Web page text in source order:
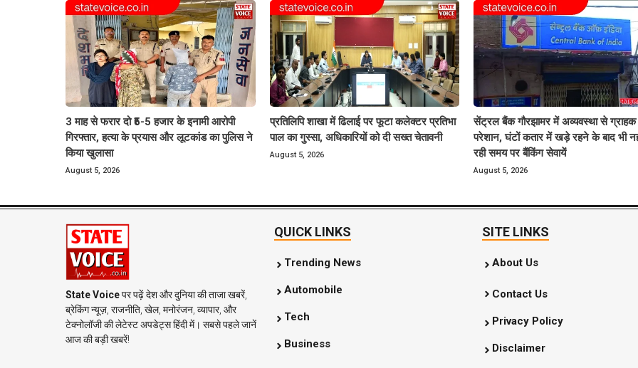
3 माह से फरार दो ₹5-5 हजार के इनामी आरोपी
गिरफ्तार, हत्या के प्रयास और लूटकांड का पुलिस ने
किया खुलासा
August 5, 2026
प्रतिलिपि शाखा में ढिलाई पर फूटा कलेक्टर प्रतिभा
पाल का गुस्सा, अधिकारियों को दी सख्त चेतावनी
August 5, 2026
सेंट्रल बैंक गौरझामर में अव्यवस्था से ग्राहक
परेशान, घंटों कतार में खड़े रहने के बाद भी
रही समय पर बैंकिंग सेवायें
August 5, 2026
State Voiceपर पढ़ें देश और दुनिया की ताजा खबरें,
ब्रेकिंग न्यूज़, राजनीति, खेल, मनोरंजन, व्यापार, और
टेक्नोलॉजी की लेटेस्ट अपडेट्स हिंदी में। सबसे पहले जानें
आज की बड़ी खबरें!
QUICK LINKS
Trending News
Automobile
Tech
Business
SITE LINKS
About Us
Contact Us
Privacy Policy
Disclaimer